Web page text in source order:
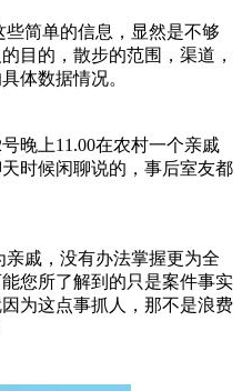
些简单的信息，显然是不够
目的，散步的范围，渠道，
体数据情况。
晚上11.00在农村一个亲戚
时候闲聊说的，事后室友都
亲戚，没有办法掌握更为全
您所了解到的只是案件事实
为这点事抓人，那不是浪费